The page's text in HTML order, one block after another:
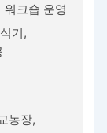
크숍 운영
기,
농장,